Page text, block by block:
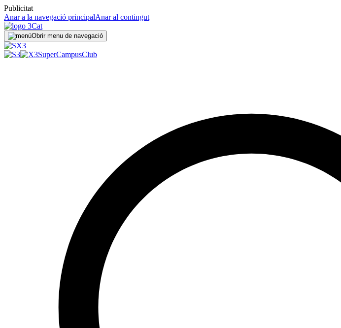
Publicitat
Anar a la navegació principalAnar al contingut
Obrir menu de navegació
SuperCampusClub